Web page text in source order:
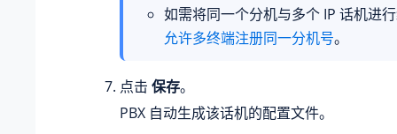
如需将同一个分机与多个 IP 话机进
允许多终端注册同一分机号。
点击 保存。
PBX 自动生成该话机的配置文件。